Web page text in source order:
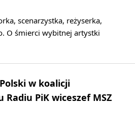
scenarzystka, reżyserka,
O śmierci wybitnej artystki
w koalicji
PiK wiceszef MSZ